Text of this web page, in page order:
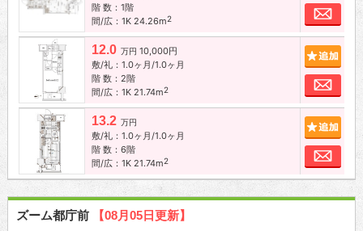
階 数：1階
間/広：1K 24.26m2
お
12.0 万円 10,000円
敷/礼：1.0ヶ月/1.0ヶ月
階 数：2階
間/広：1K 21.74m2
お
13.2 万円
敷/礼：1.0ヶ月/1.0ヶ月
階 数：6階
間/広：1K 21.74m2
お
ズーム都庁前 【08月05日更新】